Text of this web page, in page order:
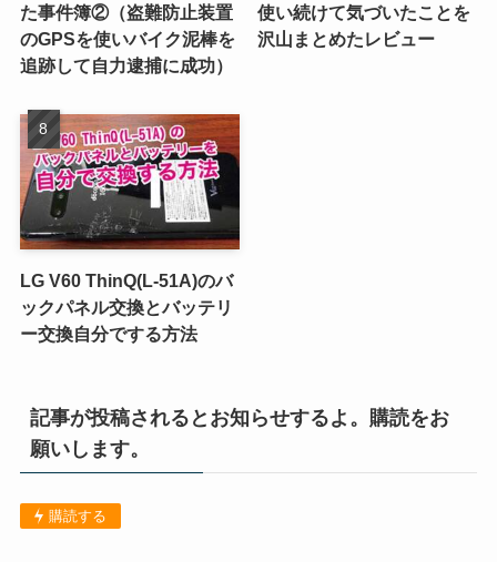
た事件簿②（盗難防止装置
のGPSを使いバイク泥棒を
追跡して自力逮捕に成功）
使い続けて気づいたことを
沢山まとめたレビュー
LG V60 ThinQ(L-51A)のバ
ックパネル交換とバッテリ
ー交換自分でする方法
記事が投稿されるとお知らせするよ。購読をお
願いします。
購読する